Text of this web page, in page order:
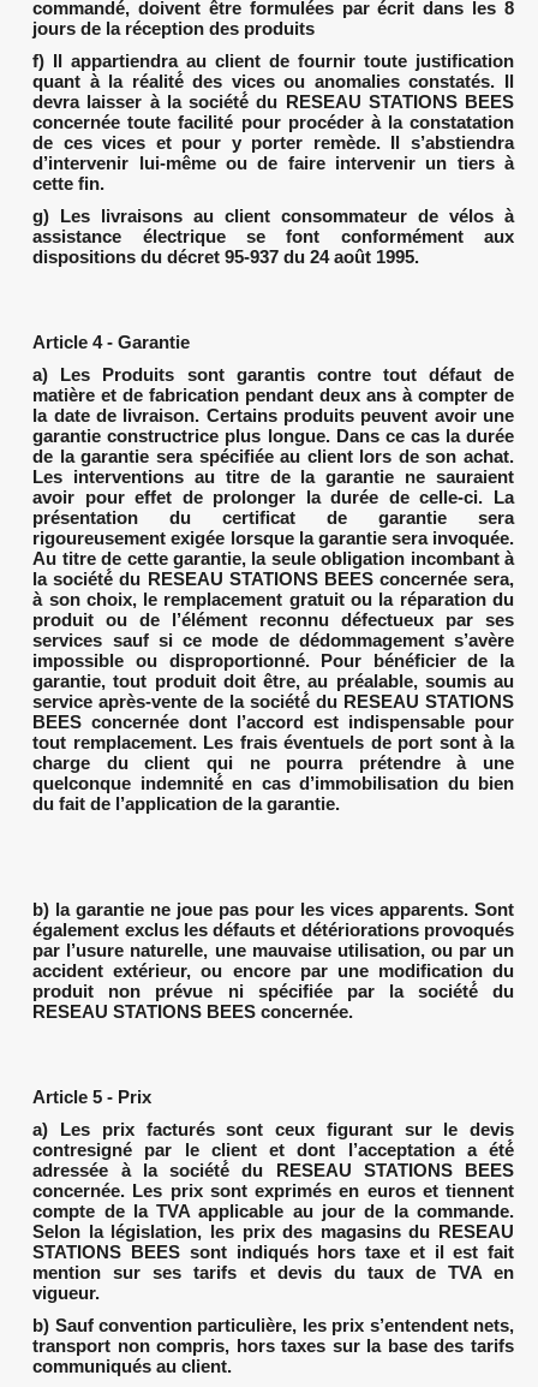
commandé, doivent être formulées par écrit dans les 8
jours de la réception des produits
f) Il appartiendra au client de fournir toute justification
quant à la réalité́ des vices ou anomalies constatés. Il
devra laisser à la société́ du RESEAU STATIONS BEES
concernée toute facilité pour procéder à la constatation
de ces vices et pour y porter remède. Il s’abstiendra
d’intervenir lui-même ou de faire intervenir un tiers à
cette fin.
g) Les livraisons au client consommateur de vélos à
assistance électrique se font conformément aux
dispositions du décret 95-937 du 24 août 1995.
Article 4 - Garantie
a) Les Produits sont garantis contre tout défaut de
matière et de fabrication pendant deux ans à compter de
la date de livraison. Certains produits peuvent avoir une
garantie constructrice plus longue. Dans ce cas la durée
de la garantie sera spécifiée au client lors de son achat.
Les interventions au titre de la garantie ne sauraient
avoir pour effet de prolonger la durée de celle-ci. La
présentation du certificat de garantie sera
rigoureusement exigée lorsque la garantie sera invoquée.
Au titre de cette garantie, la seule obligation incombant à
la société́ du RESEAU STATIONS BEES concernée sera,
à son choix, le remplacement gratuit ou la réparation du
produit ou de l’élément reconnu défectueux par ses
services sauf si ce mode de dédommagement s’avère
impossible ou disproportionné. Pour bénéficier de la
garantie, tout produit doit être, au préalable, soumis au
service après-vente de la société́ du RESEAU STATIONS
BEES concernée dont l’accord est indispensable pour
tout remplacement. Les frais éventuels de port sont à la
charge du client qui ne pourra prétendre à une
quelconque indemnité́ en cas d’immobilisation du bien
du fait de l’application de la garantie.
b) la garantie ne joue pas pour les vices apparents. Sont
également exclus les défauts et détériorations provoqués
par l’usure naturelle, une mauvaise utilisation, ou par un
accident extérieur, ou encore par une modification du
produit non prévue ni spécifiée par la société́ du
RESEAU STATIONS BEES concernée.
Article 5 - Prix
a) Les prix facturés sont ceux figurant sur le devis
contresigné par le client et dont l’acceptation a été́
adressée à la société́ du RESEAU STATIONS BEES
concernée. Les prix sont exprimés en euros et tiennent
compte de la TVA applicable au jour de la commande.
Selon la législation, les prix des magasins du RESEAU
STATIONS BEES sont indiqués hors taxe et il est fait
mention sur ses tarifs et devis du taux de TVA en
vigueur.
b) Sauf convention particulière, les prix s’entendent nets,
transport non compris, hors taxes sur la base des tarifs
communiqués au client.